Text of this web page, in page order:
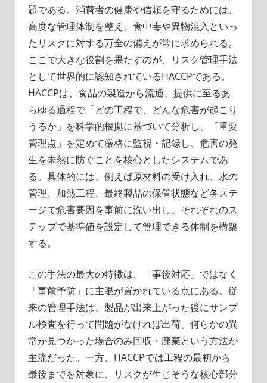
題である。 消費者の健康や信頼を守るためには、
高度な管理体制を整え、食中毒や異物混入といっ
たリスクに対する万全の備えが常に求められる。
ここで大きな役割を果たすのが、リスク管理手法
として世界的に認知されているHACCPである。
HACCPは、食品の製造から流通、提供に至るあ
らゆる過程で「どの工程で、どんな危害が起こり
うるか」を科学的根拠に基づいて分析し、「重要
管理点」を定めて厳格に監視・記録し、危害の発
生を未然に防ぐことを核心としたシステムであ
る。具体的には、例えば原材料の受け入れ、水の
管理、加熱工程、最終製品の保管状態など各ステ
ージで危害要因を事前に洗い出し、それぞれのス
テップで基準値を設定して管理できる体制を構築
する。
この手法の最大の特徴は、「事後対応」ではなく
「事前予防」に主眼が置かれている点にある。従
来の管理手法は、製品が出来上がった後にサンプ
ル検査を行って問題がなければ出荷、何らかの異
常が見つかった場合のみ回収・廃棄という方法が
主流だった。一方、HACCPでは工程の最初から
最後までを対象に、リスクが生じそうな核心部分